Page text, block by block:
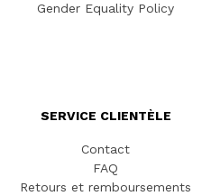
Gender Equality Policy
SERVICE CLIENTÈLE
Contact
FAQ
Retours et remboursements